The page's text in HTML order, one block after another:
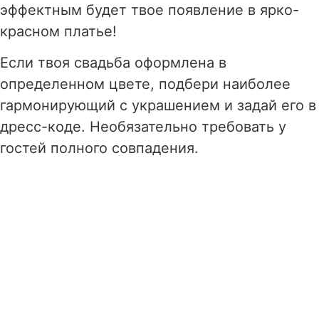
эффектным будет твое появление в ярко-
красном платье!
Если твоя свадьба оформлена в
определенном цвете, подбери наиболее
гармонирующий с украшением и задай его в
дресс-коде. Необязательно требовать у
гостей полного совпадения.